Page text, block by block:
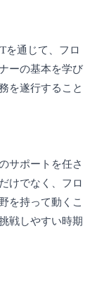
を通じて、フロ
ーの基本を学び
を遂行すること
サポートを任さ
けでなく、フロ
を持って動くこ
戦しやすい時期